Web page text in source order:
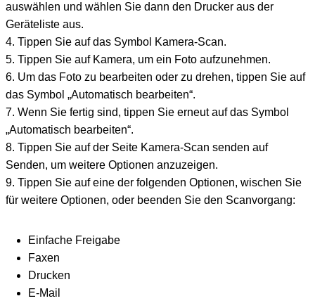
auswählen und wählen Sie dann den Drucker aus der
Geräteliste aus.
4. Tippen Sie auf das Symbol Kamera-Scan.
5. Tippen Sie auf Kamera, um ein Foto aufzunehmen.
6. Um das Foto zu bearbeiten oder zu drehen, tippen Sie auf
das Symbol „Automatisch bearbeiten“.
7. Wenn Sie fertig sind, tippen Sie erneut auf das Symbol
„Automatisch bearbeiten“.
8. Tippen Sie auf der Seite Kamera-Scan senden auf
Senden, um weitere Optionen anzuzeigen.
9. Tippen Sie auf eine der folgenden Optionen, wischen Sie
für weitere Optionen, oder beenden Sie den Scanvorgang:
Einfache Freigabe
Faxen
Drucken
E-Mail